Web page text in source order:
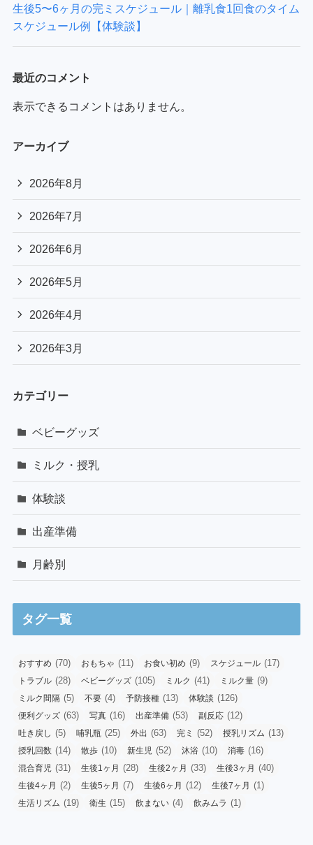
生後5〜6ヶ月の完ミスケジュール｜離乳食1回食のタイム
スケジュール例【体験談】
最近のコメント
表示できるコメントはありません。
アーカイブ
2026年8月
2026年7月
2026年6月
2026年5月
2026年4月
2026年3月
カテゴリー
ベビーグッズ
ミルク・授乳
体験談
出産準備
月齢別
タグ一覧
おすすめ (70) おもちゃ (11) お食い初め (9) スケジュール (17)
トラブル (28) ベビーグッズ (105) ミルク (41) ミルク量 (9)
ミルク間隔 (5) 不要 (4) 予防接種 (13) 体験談 (126)
便利グッズ (63) 写真 (16) 出産準備 (53) 副反応 (12)
吐き戻し (5) 哺乳瓶 (25) 外出 (63) 完ミ (52) 授乳リズム (13)
授乳回数 (14) 散歩 (10) 新生児 (52) 沐浴 (10) 消毒 (16)
混合育児 (31) 生後1ヶ月 (28) 生後2ヶ月 (33) 生後3ヶ月 (40)
生後4ヶ月 (2) 生後5ヶ月 (7) 生後6ヶ月 (12) 生後7ヶ月 (1)
生活リズム (19) 衛生 (15) 飲まない (4) 飲みムラ (1)